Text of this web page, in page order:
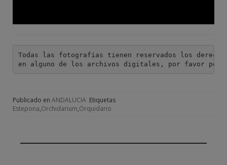
Todas las fotografías tienen reservados los
en alguno de los archivos digitales, por favor
Publicado en ANDALUCIA Etiquetas
Estepona,Orchidarium,Orquidario